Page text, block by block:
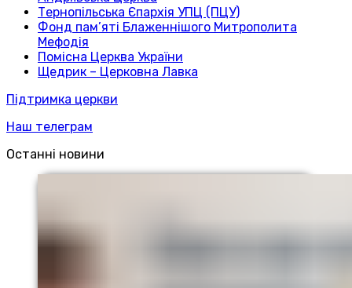
Тернопільська Єпархія УПЦ (ПЦУ)
Фонд пам’яті Блаженнішого Митрополита
Мефодія
Помісна Церква України
Щедрик – Церковна Лавка
Підтримка церкви
Наш телеграм
Останні новини